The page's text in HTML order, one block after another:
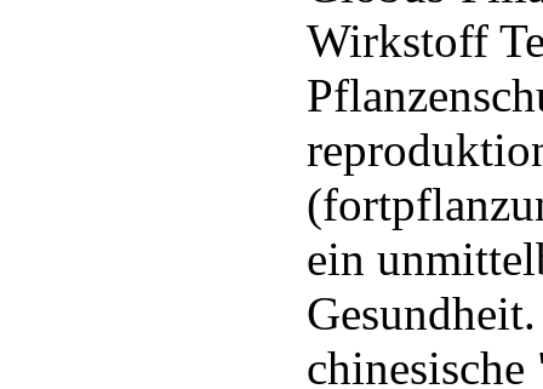
Wirkstoff
ein